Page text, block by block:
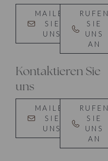
MAILEN
SIE
UNS
RUFEN
SIE
UNS
AN
Kontaktieren Sie
uns
MAILEN
SIE
UNS
RUFEN
SIE
UNS
AN